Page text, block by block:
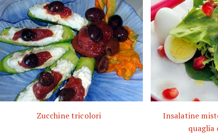
Zucchine tricolori
Insalatine
quaglia